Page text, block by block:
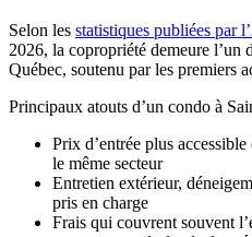
Selon les statistiques publiées par
2026, la copropriété demeure l’un
Québec, soutenu par les premiers
Principaux atouts d’un condo à
Prix d’entrée plus
le même secteur
Entretien extérieur,
pris en charge
Frais qui couvrent souvent